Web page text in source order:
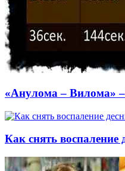
«Анулома – Вилома»
Как снять воспаление